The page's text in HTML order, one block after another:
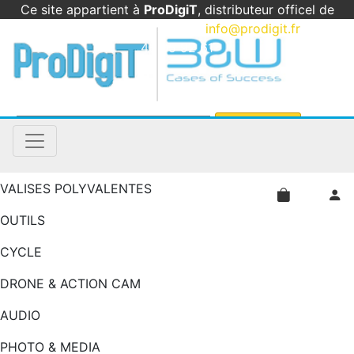
Ce site appartient à ProDigiT, distributeur officel de
B&W International en France
info@prodigit.fr
46 05 92 61
VALISES POLYVALENTES
OUTILS
CYCLE
DRONE & ACTION CAM
AUDIO
PHOTO & MEDIA